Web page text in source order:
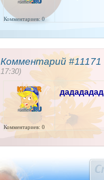
Комментариев: 0
Комментарий #11171
17:30)
Комментариев: 0